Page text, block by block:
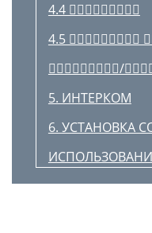
4.4 
4.5 
/
5. ИНТЕРКОМ
6. УСТАНОВКА
ТЕЛЕФОН, GPS,